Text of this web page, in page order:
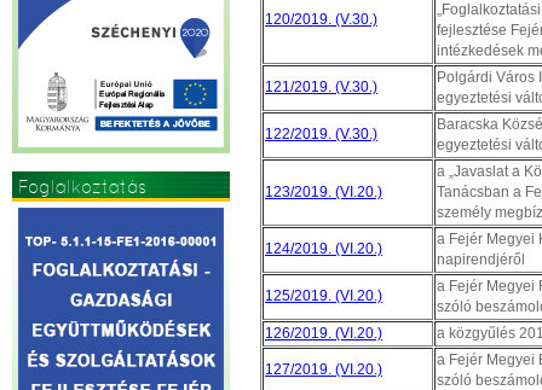
Foglalkoztatás
120/2019. (V.30.)
fejlesztése
intézkedések
121/2019. (V.30.)
Polgárdi Város
egyeztetési
122/2019. (V.30.)
Baracska
egyeztetési
123/2019. (VI.20.)
a „Javaslat a
Tanácsban a
személy
124/2019. (VI.20.)
a Fejér Megyei
napirendjéről
125/2019. (VI.20.)
a Fejér Megyei
szóló
126/2019. (VI.20.)
a közgyűlés
127/2019. (VI.20.)
a Fejér Megyei
szóló